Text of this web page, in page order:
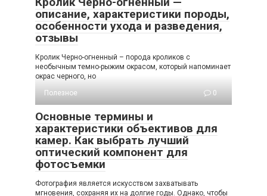
описание, характеристики породы,
особенности ухода и разведения,
отзывы
Кролик Черно-огненный – порода кроликов с
необычным темно-рыжим окрасом, который напоминает
окрас черного, но
Полезное
0
Основные термины и
характеристики объективов для
камер. Как выбрать лучший
оптический компонент для
фотосъемки
Фотография является искусством захватывать
мгновения, сохраняя их на долгие годы. Однако, чтобы